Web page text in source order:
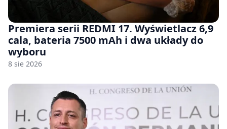
Premiera serii REDMI 17. Wyświetlacz 6,9
cala, bateria 7500 mAh i dwa układy do
wyboru
8 sie 2026